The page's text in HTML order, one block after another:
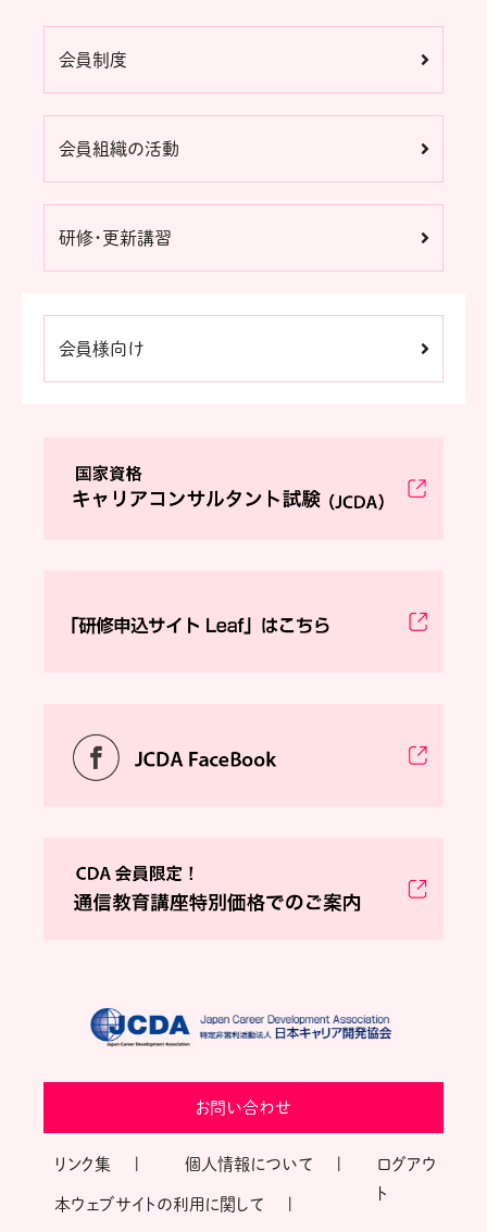
会員制度
会員組織の活動
研修・更新講習
会員様向け
お問い合わせ
リンク集 個人情報について
本ウェブサイトの利用に関して
ログアウ
ト